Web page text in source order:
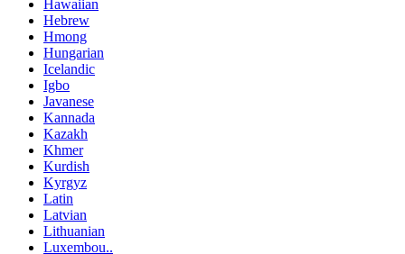
Hawaiian
Hebrew
Hmong
Hungarian
Icelandic
Igbo
Javanese
Kannada
Kazakh
Khmer
Kurdish
Kyrgyz
Latin
Latvian
Lithuanian
Luxembou..